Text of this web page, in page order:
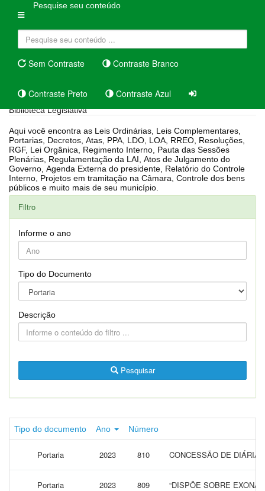
Pesquise seu conteúdo
Sem Contraste Contraste Branco
Contraste Preto Contraste Azul
Biblioteca Legislativa
Aqui você encontra as Leis Ordinárias, Leis Complementares,
Portarias, Decretos, Atas, PPA, LDO, LOA, RREO, Resoluções,
RGF, Lei Orgânica, Regimento Interno, Pauta das Sessões
Plenárias, Regulamentação da LAI, Atos de Julgamento do
Governo, Agenda Externa do presidente, Relatório do Controle
Interno, Projetos em tramitação na Câmara, Controle dos bens
públicos e muito mais de seu município.
Filtro
Informe o ano
Tipo do Documento
Descrição
Pesquisar
Tipo do documento Ano Número
Portaria 2023 810 CONCESSÃO DE
Portaria 2023 809 “DISPÕE SOBRE